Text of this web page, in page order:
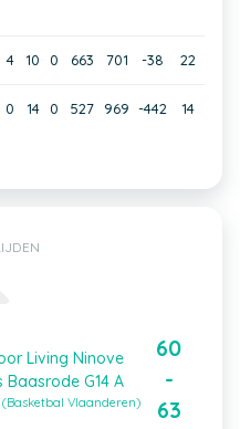
4 10 0 663 701 -38 22
0 14 0 527 969 -442 14
Living Ninove
Baasrode G14 A
(Basketbal Vlaanderen)
60
-
63